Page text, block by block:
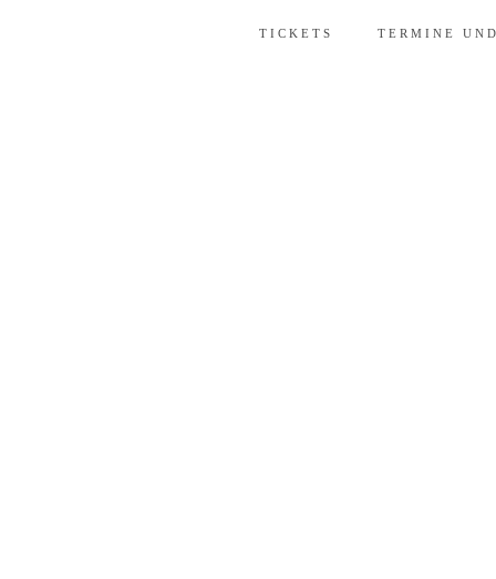
TICKETS TERMINE